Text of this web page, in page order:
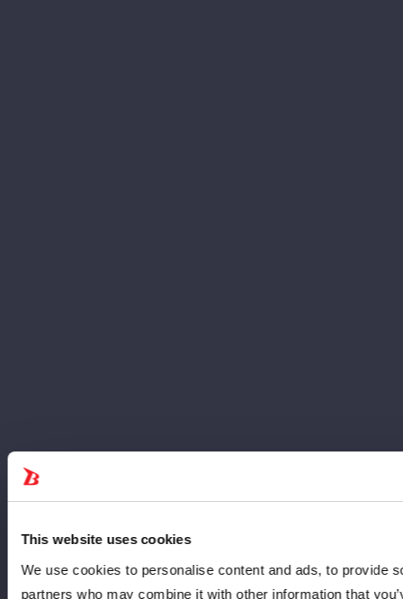
This website uses cookies
We use cookies to personalise content and ads, to provide
partners who may combine it with other information that